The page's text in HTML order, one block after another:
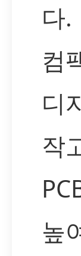
다.
컴
디
작
높